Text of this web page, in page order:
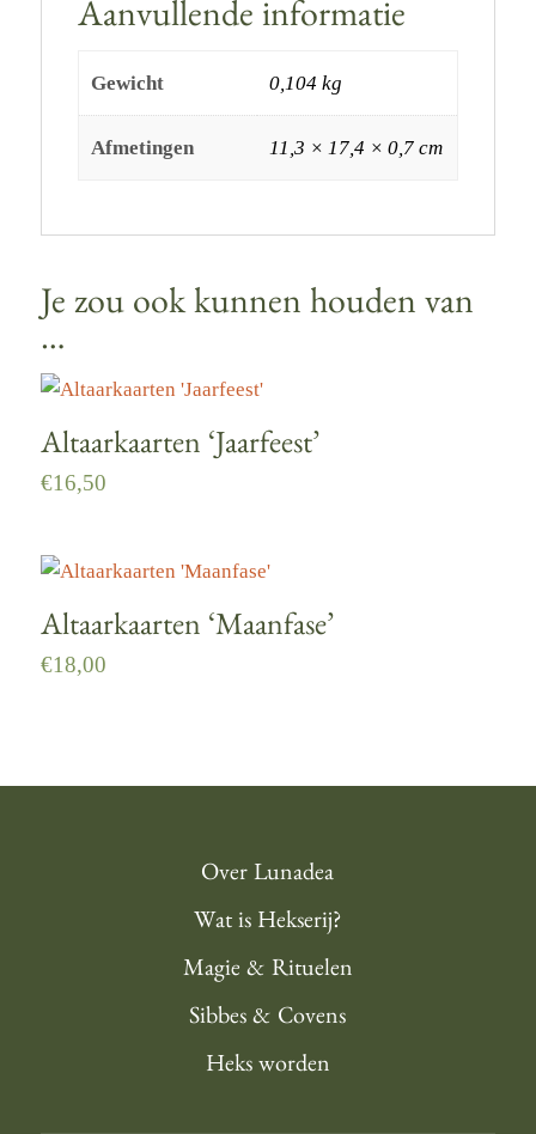
Aanvullende informatie
Gewicht 0,104 kg
Afmetingen 11,3 × 17,4 × 0,7 cm
Je zou ook kunnen houden van
…
Altaarkaarten ‘Jaarfeest’
€16,50
Altaarkaarten ‘Maanfase’
€18,00
Over Lunadea
Wat is Hekserij?
Magie & Rituelen
Sibbes & Covens
Heks worden